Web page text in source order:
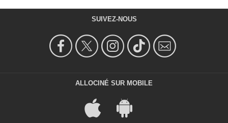
SUIVEZ-NOUS
ALLOCINÉ SUR MOBILE